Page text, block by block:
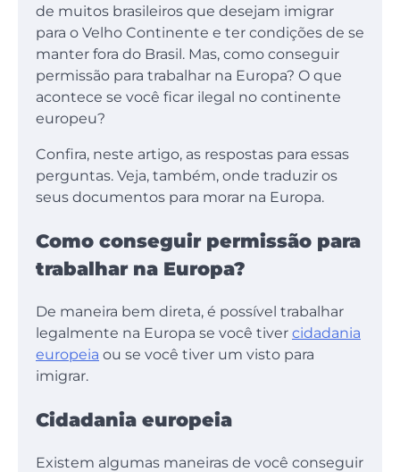
de muitos brasileiros que desejam imigrar
para o Velho Continente e ter condições de se
manter fora do Brasil. Mas, como conseguir
permissão para trabalhar na Europa? O que
acontece se você ficar ilegal no continente
europeu?
Confira, neste artigo, as respostas para essas
perguntas. Veja, também, onde traduzir os
seus documentos para morar na Europa.
Como conseguir permissão para
trabalhar na Europa?
De maneira bem direta, é possível trabalhar
legalmente na Europa se você tiver cidadania
europeia ou se você tiver um visto para
imigrar.
Cidadania europeia
Existem algumas maneiras de você conseguir